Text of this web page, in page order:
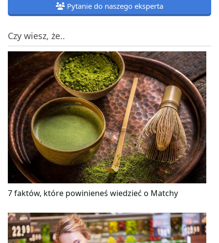
Pytanie do naszego eksperta
Czy wiesz, że..
7 faktów, które powinieneś wiedzieć o Matchy